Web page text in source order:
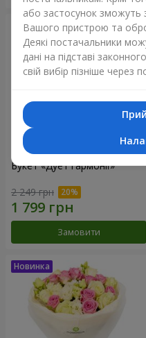
Букет «Дует гармонії»
2 249 грн
Замовити
або застосунок зможуть
Вашого пристрою та
Деякі постачальники
дані на підставі
свій вибір пізніше через